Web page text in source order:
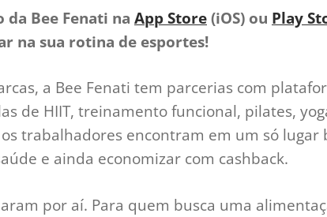
Bee Fenati na App Store(iOS) ou Play
na sua rotina de esportes!
a Bee Fenati tem parcerias com
de HIIT, treinamento funcional, pilates,
trabalhadores encontram em um só lugar
e ainda economizar com cashback.
por aí. Para quem busca uma